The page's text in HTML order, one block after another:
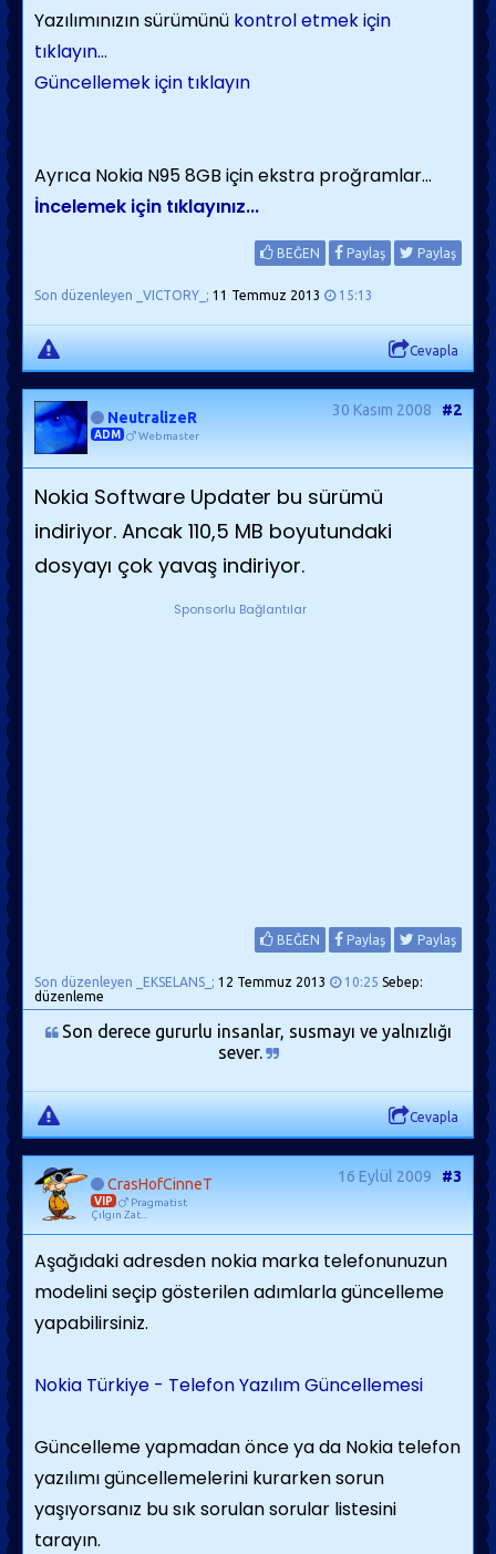
Yazılımınızın sürümünü kontrol etmek için
tıklayın...
Güncellemek için tıklayın
Ayrıca Nokia N95 8GB için ekstra proğramlar...
İncelemek için tıklayınız...
BEĞEN Paylaş Paylaş
Son düzenleyen _VICTORY_; 11 Temmuz 2013 15:13
Cevapla
NeutralizeR
ADM Webmaster
30 Kasım 2008 #2
Nokia Software Updater bu sürümü
indiriyor. Ancak 110,5 MB boyutundaki
dosyayı çok yavaş indiriyor.
Sponsorlu Bağlantılar
BEĞEN Paylaş Paylaş
Son düzenleyen _EKSELANS_; 12 Temmuz 2013 10:25 Sebep:
düzenleme
Son derece gururlu insanlar, susmayı ve yalnızlığı
sever.
Cevapla
CrasHofCinneT
VIP
Pragmatist
Çılgın Zat...
16 Eylül 2009 #3
Aşağıdaki adresden nokia marka telefonunuzun
modelini seçip gösterilen adımlarla güncelleme
yapabilirsiniz.
Nokia Türkiye - Telefon Yazılım Güncellemesi
Güncelleme yapmadan önce ya da Nokia telefon
yazılımı güncellemelerini kurarken sorun
yaşıyorsanız bu sık sorulan sorular listesini
tarayın.